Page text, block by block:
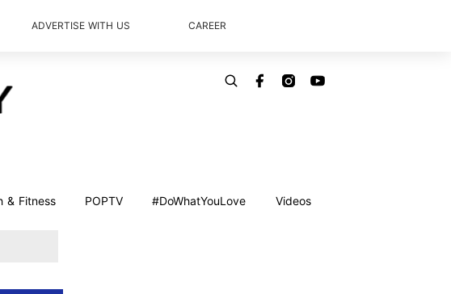
ADVERTISE WITH US CAREER
& Fitness POPTV #DoWhatYouLove Videos